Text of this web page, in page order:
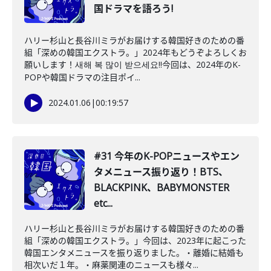
国ドラマを語ろう!
ハリー杉山と長谷川ミラがお届けする韓国好きのための番
組「深めの韓国エクストラ。」2024年もどうぞよろしくお
願いします！새해 복 많이 받으세요!!今回は、2024年のK-
POPや韓国ドラマの注目ポイ...
2024.01.06 |00:19:57
#31 今年のK-POPニュースやエン
タメニュース振り返り！BTS、
BLACKPINK、BABYMONSTER
etc...
ハリー杉山と長谷川ミラがお届けする韓国好きのための番
組「深めの韓国エクストラ。」今回は、2023年に起こった
韓国エンタメニュースを振り返りました。・離婚に結婚も
相次いだ１年。・麻薬関連のニュースも様々...